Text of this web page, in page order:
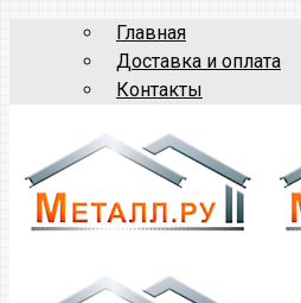
Главная
Доставка и оплата
Контакты